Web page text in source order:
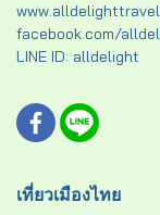
facebook.com/
LINE ID: alldelight
เที่ยวเมืองไทย